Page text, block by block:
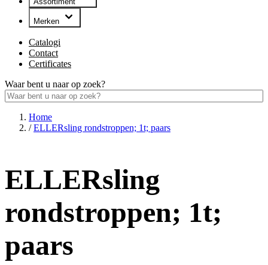
Merken
Catalogi
Contact
Certificates
Waar bent u naar op zoek?
Home
/ ELLERsling rondstroppen; 1t; paars
ELLERsling
rondstroppen; 1t;
paars